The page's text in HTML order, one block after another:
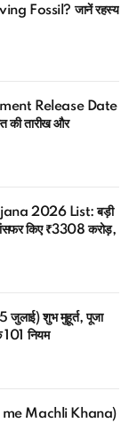
Living Fossil? जानें रहस्य
Release Date
की तारीख और
2026 List: बड़ी
किए ₹3308 करोड़,
शुभ मुहूर्त, पूजा
101 नियम
me Machli Khana)